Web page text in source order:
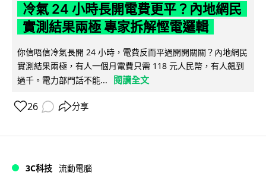
冷氣 24 小時長開電費更平？內地網民
實測結果兩極 專家拆解慳電邏輯
你信唔信冷氣長開 24 小時，電費反而平過開開關關？內地網民
實測結果兩極，有人一個月電費只需 118 元人民幣，有人飆到
過千。電力部門話不能...
閱讀全文
26 分享
3C科技 流動電腦